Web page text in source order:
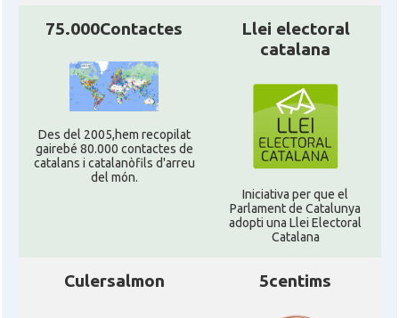
75.000Contactes
Des del 2005,hem recopilat
gairebé 80.000 contactes de
catalans i catalanòfils d'arreu
del món.
Llei electoral
catalana
Iniciativa per que el
Parlament de Catalunya
adopti una Llei Electoral
Catalana
Culersalmon 5centims